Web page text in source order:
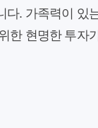
. 가족력이 있
한 현명한 투자